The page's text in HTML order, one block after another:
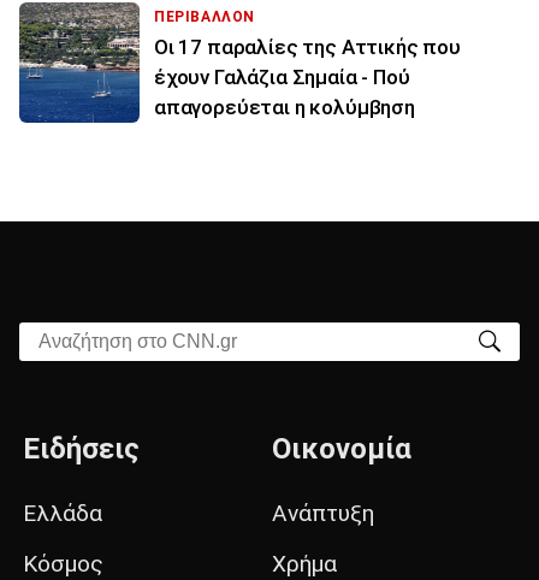
ΠΕΡΙΒΑΛΛΟΝ
Οι 17 παραλίες της Αττικής που
έχουν Γαλάζια Σημαία - Πού
απαγορεύεται η κολύμβηση
Αναζήτηση στο CNN.gr
Ειδήσεις
Ελλάδα
Κόσμος
Οικονομία
Ανάπτυξη
Χρήμα